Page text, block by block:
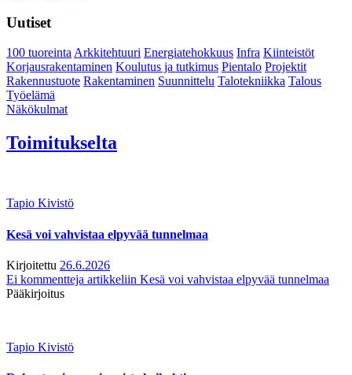
Uutiset
100 tuoreintaArkkitehtuuri Energiatehokkuus Infra Kiinteistöt
Korjausrakentaminen Koulutus ja tutkimus Pientalo Projektit
Rakennustuote Rakentaminen Suunnittelu Talotekniikka Talous
Työelämä
Näkökulmat
Toimitukselta
Tapio Kivistö
Kesä voi vahvistaa elpyvää tunnelmaa
Kirjoitettu 26.6.2026
Ei kommentteja artikkeliin Kesä voi vahvistaa elpyvää tunnelmaa
Pääkirjoitus
Tapio Kivistö